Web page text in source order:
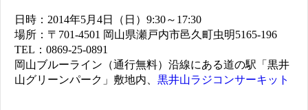
日時：2014年5月4日（日）9:30～17:30
場所：〒701-4501 岡山県瀬戸内市邑久町虫明5165-196
TEL：0869-25-0891
岡山ブルーライン（通行無料）沿線にある道の駅「黒井
山グリーンパーク」敷地内、 黒井山ラジコンサーキット